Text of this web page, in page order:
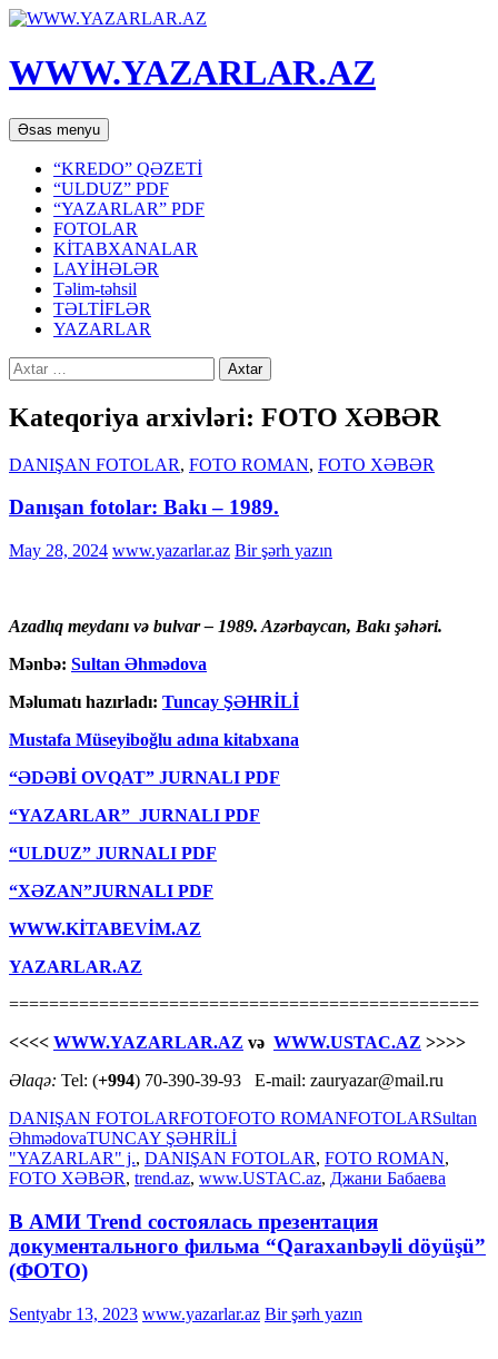
WWW.YAZARLAR.AZ
Axtar
Əsas menyu Mühtəviyyata
keç
“KREDO” QƏZETİ
“ULDUZ” PDF
“YAZARLAR” PDF
FOTOLAR
KİTABXANALAR
LAYİHƏLƏR
Təlim-təhsil
TƏLTİFLƏR
YAZARLAR
Axtarış:
Kateqoriya arxivləri: FOTO XƏBƏR
DANIŞAN FOTOLAR, FOTO ROMAN, FOTO XƏBƏR
Danışan fotolar: Bakı – 1989.
May 28, 2024 www.yazarlar.az Bir şərh yazın
Azadlıq meydanı və bulvar – 1989. Azərbaycan, Bakı şəhəri.
Mənbə: Sultan Əhmədova
Məlumatı hazırladı: Tuncay ŞƏHRİLİ
Mustafa Müseyiboğlu adına kitabxana
“ƏDƏBİ OVQAT” JURNALI PDF
“YAZARLAR” JURNALI PDF
“ULDUZ” JURNALI PDF
“XƏZAN”JURNALI PDF
WWW.KİTABEVİM.AZ
YAZARLAR.AZ
===============================================
<<<< WWW.YAZARLAR.AZ və WWW.USTAC.AZ >>>>
Əlaqə: Tel: (+994) 70-390-39-93 E-mail: zauryazar@mail.ru
DANIŞAN FOTOLARFOTOFOTO ROMANFOTOLARSultan
ƏhmədovaTUNCAY ŞƏHRİLİ
"YAZARLAR" j., DANIŞAN FOTOLAR, FOTO ROMAN,
FOTO XƏBƏR, trend.az, www.USTAC.az, Джани Бабаева
В АМИ Trend состоялась презентация
документального фильма “Qaraxanbəyli döyüşü”
(ФОТО)
Sentyabr 13, 2023 www.yazarlar.az Bir şərh yazın